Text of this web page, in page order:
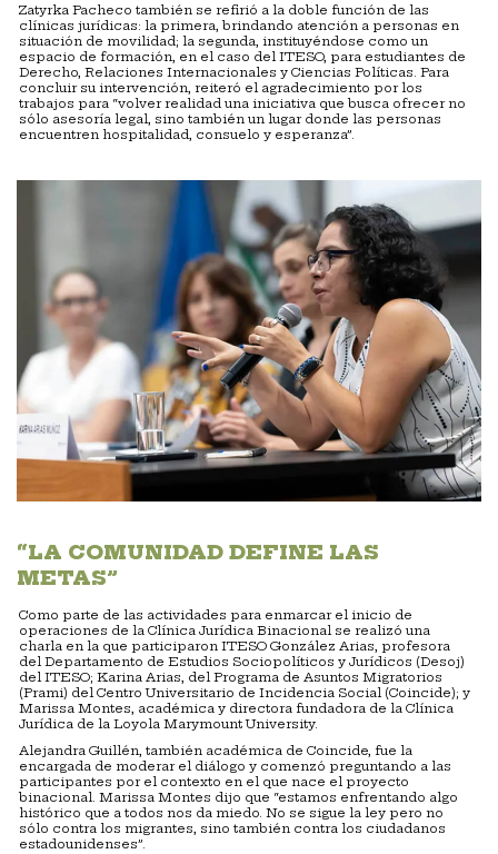
Zatyrka Pacheco también se refirió a la doble función de las
clínicas jurídicas: la primera, brindando atención a personas en
situación de movilidad; la segunda, instituyéndose como un
espacio de formación, en el caso del ITESO, para estudiantes de
Derecho, Relaciones Internacionales y Ciencias Políticas. Para
concluir su intervención, reiteró el agradecimiento por los
trabajos para “volver realidad una iniciativa que busca ofrecer no
sólo asesoría legal, sino también un lugar donde las personas
encuentren hospitalidad, consuelo y esperanza”.
“LA COMUNIDAD DEFINE LAS
METAS”
Como parte de las actividades para enmarcar el inicio de
operaciones de la Clínica Jurídica Binacional se realizó una
charla en la que participaron ITESO González Arias, profesora
del Departamento de Estudios Sociopolíticos y Jurídicos (Desoj)
del ITESO; Karina Arias, del Programa de Asuntos Migratorios
(Prami) del Centro Universitario de Incidencia Social (Coincide); y
Marissa Montes, académica y directora fundadora de la Clínica
Jurídica de la Loyola Marymount University.
Alejandra Guillén, también académica de Coincide, fue la
encargada de moderar el diálogo y comenzó preguntando a las
participantes por el contexto en el que nace el proyecto
binacional. Marissa Montes dijo que “estamos enfrentando algo
histórico que a todos nos da miedo. No se sigue la ley pero no
sólo contra los migrantes, sino también contra los ciudadanos
estadounidenses”.